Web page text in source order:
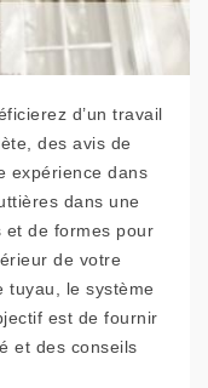
d’un travail
des avis de
expérience dans
dans une
et de formes pour
de votre
tuyau, le système
est de fournir
et des conseils